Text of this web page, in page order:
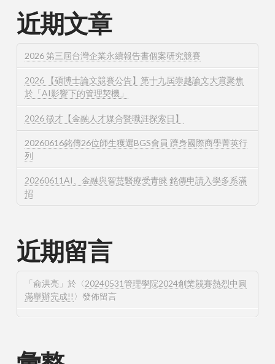
近期文章
2026 第三屆台灣企業永續報告書個案研究競賽
2026 【碩博士論文競賽公告】第十九屆崇越論文大賞聚焦
於「AI影響下的管理契機」
2026 徵才【金融人才媒合暨職涯探索日】
20260616銘傳26位師生獲選BGS會員 躋身國際商學菁英行
列
20260611AI、金融與智慧醫療受青睞 銘傳申請入學多系滿
招
近期留言
「俞洪亮 」於〈20240531管理學院2024創業競賽熱烈中圓
滿舉辦完成!! 〉發佈留言